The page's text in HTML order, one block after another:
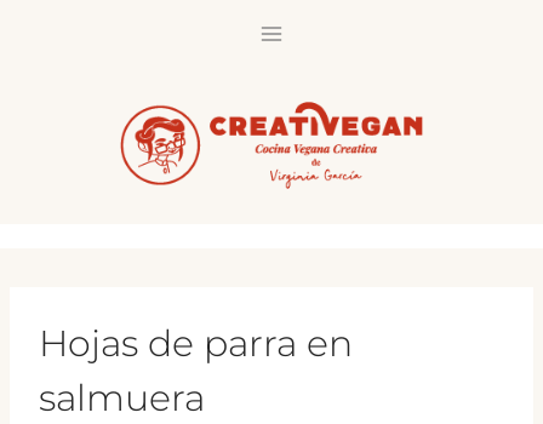
Hojas de parra en
salmuera